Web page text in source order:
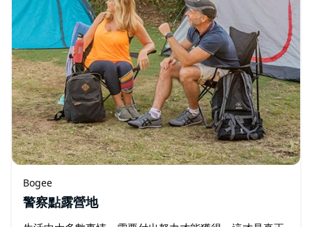
Bogee
警察點露營地